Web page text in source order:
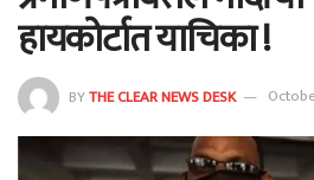
हायकोर्टात याचिका !
BYTHE CLEAR NEWS DESK